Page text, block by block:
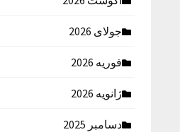
جولای 2026
فوریه 2026
ژانویه 2026
دسامبر 2025